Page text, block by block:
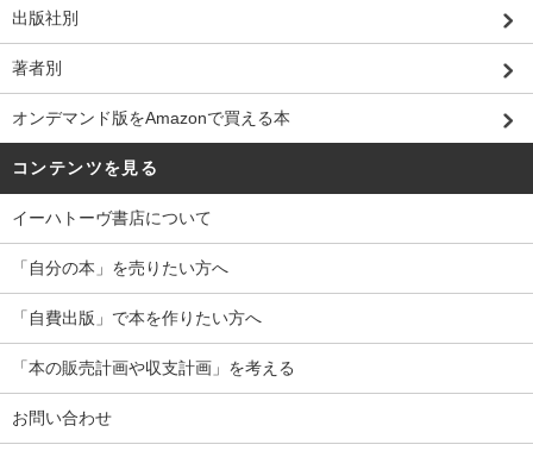
出版社別
著者別
オンデマンド版をAmazonで買える本
コンテンツを見る
イーハトーヴ書店について
「自分の本」を売りたい方へ
「自費出版」で本を作りたい方へ
「本の販売計画や収支計画」を考える
お問い合わせ